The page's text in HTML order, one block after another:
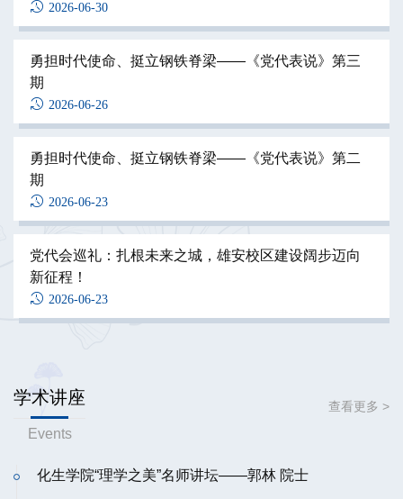
来”参观实践交流活动
调研交流
能源与环境工程学院举行第九次研究生代表大会暨研
究生会主席团换届大会
2026-07-23
2026-06-30
勇担时代使命、挺立钢铁脊梁——《党代表说》第三
期
2026-06-26
勇担时代使命、挺立钢铁脊梁——《党代表说》第二
期
2026-06-23
党代会巡礼：扎根未来之城，雄安校区建设阔步迈向
新征程！
2026-06-23
查看更多 >
学术讲座
Events
化生学院“理学之美”名师讲坛——郭林 院士